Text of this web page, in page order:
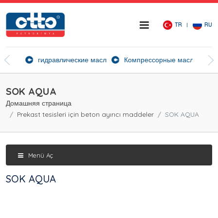
TR RU
агенты гидравлические масла Компрессорные масла
SOK AQUA
Домашняя страница
Prekast tesisleri için beton ayırıcı maddeler
SOK AQUA
Menü Aç
SOK AQUA